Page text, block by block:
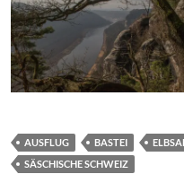
AUSFLUG BASTEI
SÄSCHISCHE SCHWEIZ